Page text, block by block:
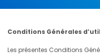
Conditions Générales
Les présentes Conditions